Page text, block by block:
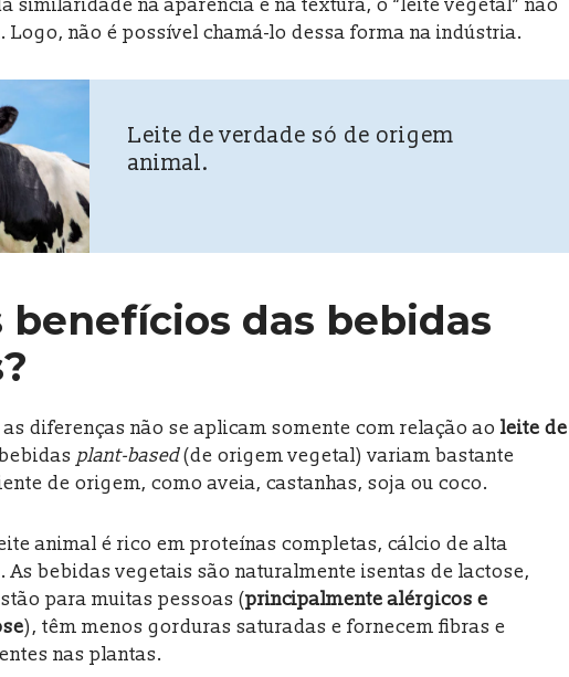
similaridade na aparência e na textura, o “leite vegetal” não
Logo, não é possível chamá-lo dessa forma na indústria.
Leite de verdade só de origem
animal.
benefícios das bebidas
diferenças não se aplicam somente com relação ao leite de
plant-based(de origem vegetal) variam bastante
de origem, como aveia, castanhas, soja ou coco.
animal é rico em proteínas completas, cálcio de alta
As bebidas vegetais são naturalmente isentas de lactose,
para muitas pessoas (principalmente alérgicos e
), têm menos gorduras saturadas e fornecem fibras e
nas plantas.